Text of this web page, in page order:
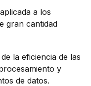
a los
gran cantidad
la eficiencia de las
y
de datos.